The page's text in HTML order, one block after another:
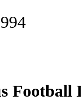
Football